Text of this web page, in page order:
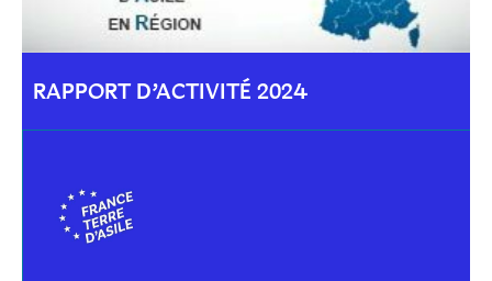
RAPPORT D’ACTIVITÉ 2024